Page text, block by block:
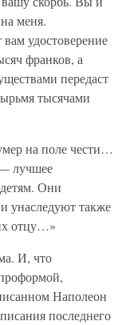
меня.
удостоверение
франков, а
передаст
тысячами
на поле чести…
лучшее
Они
унаследуют также
отцу…»
И, что
Наполеон
последнего